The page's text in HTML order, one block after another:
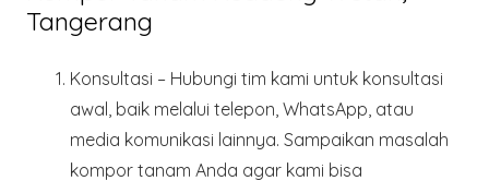
Tangerang
Konsultasi – Hubungi tim kami untuk konsultasi
awal, baik melalui telepon, WhatsApp, atau
media komunikasi lainnya. Sampaikan masalah
kompor tanam Anda agar kami bisa